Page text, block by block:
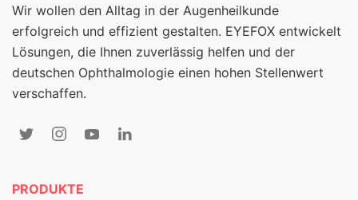
Wir wollen den Alltag in der Augenheilkunde
erfolgreich und effizient gestalten. EYEFOX entwickelt
Lösungen, die Ihnen zuverlässig helfen und der
deutschen Ophthalmologie einen hohen Stellenwert
verschaffen.
PRODUKTE